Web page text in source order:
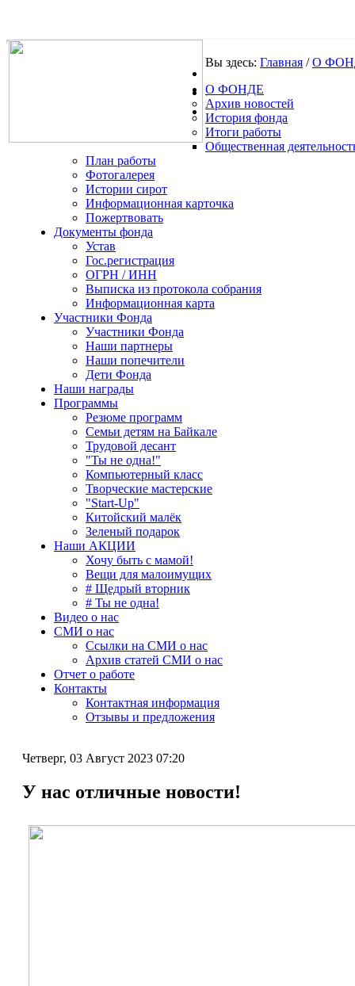
.
Вы здесь: Главная /О
О ФОНДЕ
Архив новостей
История фонда
Итоги работы
Общественная
План работы
Фотогалерея
Истории сирот
Информационная карточка
Пожертвовать
Документы фонда
Устав
Гос.регистрация
ОГРН / ИНН
Выписка из протокола собрания
Информационная карта
Участники Фонда
Участники Фонда
Наши партнеры
Наши попечители
Дети Фонда
Наши награды
Программы
Резюме программ
Семьи детям на Байкале
Трудовой десант
"Ты не одна!"
Компьютерный класс
Творческие мастерские
"Start-Up"
Китойский малёк
Зеленый подарок
Наши АКЦИИ
Хочу быть с мамой!
Вещи для малоимущих
# Щедрый вторник
# Ты не одна!
Видео о нас
СМИ о нас
Ссылки на СМИ о нас
Архив статей СМИ о нас
Отчет о работе
Контакты
Контактная информация
Отзывы и предложения
Четверг, 03 Август 2023 07:20
У нас отличные новости!